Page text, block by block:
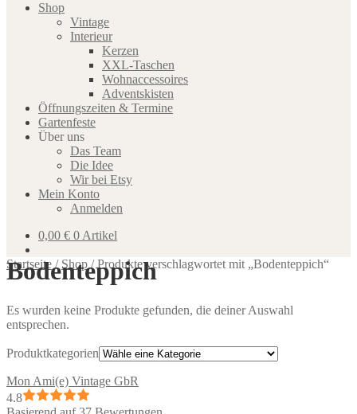
Shop
Vintage
Interieur
Kerzen
XXL-Taschen
Wohnaccessoires
Adventskisten
Öffnungszeiten & Termine
Gartenfeste
Über uns
Das Team
Die Idee
Wir bei Etsy
Mein Konto
Anmelden
0,00 € 0 Artikel
Startseite / Shop /Produkte verschlagwortet mit „Bodenteppich“
Bodenteppich
Es wurden keine Produkte gefunden, die deiner Auswahl
entsprechen.
Produktkategorien
Mon Ami(e) Vintage GbR
4.8